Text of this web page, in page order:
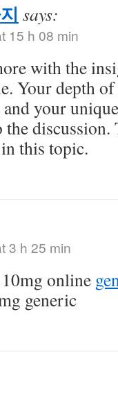
says:
15 h 08 min
with the
Your depth
your
this topic.
3 h 25 min
online
generic